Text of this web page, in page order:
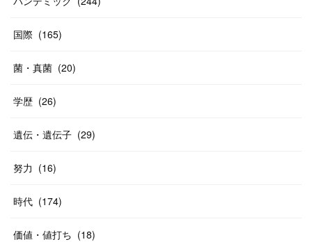
国際 (165)
菌・真菌 (20)
学歴 (26)
遺伝・遺伝子 (29)
努力 (16)
時代 (174)
価値・値打ち (18)